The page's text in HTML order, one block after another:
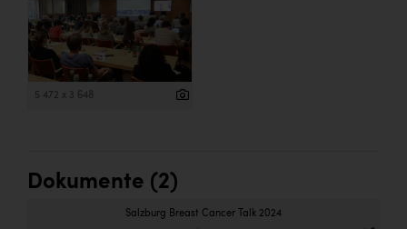
5 472 x 3 648
Dokumente (2)
Salzburg Breast Cancer Talk 2024